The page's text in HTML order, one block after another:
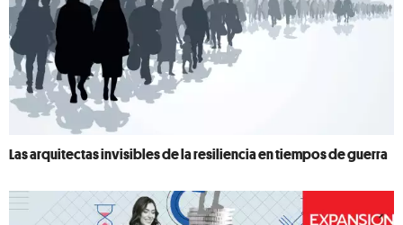
Las arquitectas invisibles de la resiliencia en tiempos de guerra